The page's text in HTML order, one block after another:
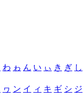
わ ゎ ん い ぃ き ぎ し
ヮ ン イ ィ キ ギ シ ジ